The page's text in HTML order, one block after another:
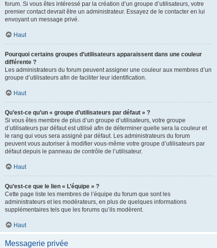
forum. Si vous êtes intéressé par la création d’un groupe d’utilisateurs, votre
premier contact devrait être un administrateur. Essayez de le contacter en lui
envoyant un message privé.
Haut
Pourquoi certains groupes d’utilisateurs apparaissent dans une couleur
différente ?
Les administrateurs du forum peuvent assigner une couleur aux membres d’un
groupe d’utilisateurs afin de faciliter leur identification.
Haut
Qu’est-ce qu’un « groupe d’utilisateurs par défaut » ?
Si vous êtes membre de plus d’un groupe d’utilisateurs, votre groupe
d’utilisateurs par défaut est utilisé afin de déterminer quelle sera la couleur et
le rang qui vous sera assigné par défaut. Les administrateurs du forum
peuvent vous autoriser à modifier vous-même votre groupe d’utilisateurs par
défaut depuis le panneau de contrôle de l’utilisateur.
Haut
Qu’est-ce que le lien « L’équipe » ?
Cette page liste les membres de l’équipe du forum que sont les
administrateurs et les modérateurs, en plus de quelques informations
supplémentaires tels que les forums qu’ils modèrent.
Haut
Messagerie privée